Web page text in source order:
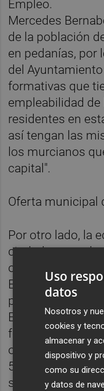
Empleo.
Mercedes
de la población
en pedanías, por
del
formativas que
empleabilidad
residentes en
así tengan las
los murcianos
capital".
Oferta municipal
Por otro lado, la
ciudadanos
oferta formativa
Empleo del
para el último
El programa
formativas, en
online, en las
500 ciudadanos
situación de
Uso
datos
Nosotros y
cookies y
almacenar y
dispositivo y
como su
y datos de